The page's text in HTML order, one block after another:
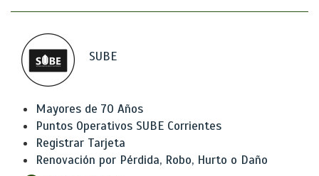
SUBE
Mayores de 70 Años
Puntos Operativos SUBE Corrientes
Registrar Tarjeta
Renovación por Pérdida, Robo, Hurto o Daño